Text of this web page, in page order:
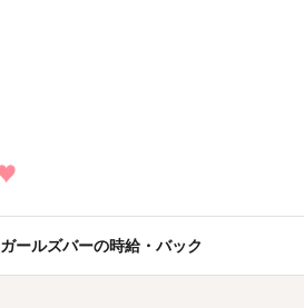
ガールズバーの時給・バック